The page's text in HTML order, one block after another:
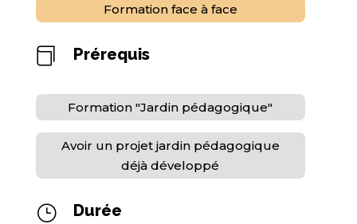
Formation face à face
 Prérequis
Formation "Jardin pédagogique"
Avoir un projet jardin pédagogique
déjà développé
} Durée